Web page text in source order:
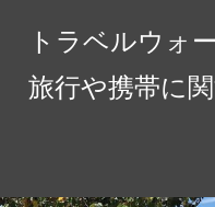
トラベルウォ
旅行や携帯に